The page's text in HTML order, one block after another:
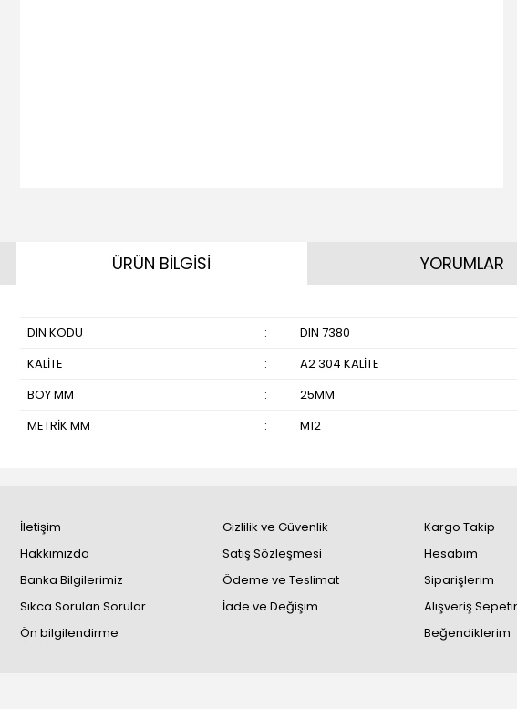
ÜRÜN BİLGİSİ
DIN KODU :
DIN 7380
KALİTE
:
A2 304 KALİTE
BOY MM
:
25MM
METRİK MM
: M12
YORUMLAR
İletişim
Hakkımızda
Banka Bilgilerimiz
Sıkca Sorulan Sorular
Ön bilgilendirme
Gizlilik ve Güvenlik
Satış Sözleşmesi
Ödeme ve Teslimat
İade ve Değişim
Kargo Takip
Hesabım
Siparişlerim
Alışveriş
Beğendiklerim